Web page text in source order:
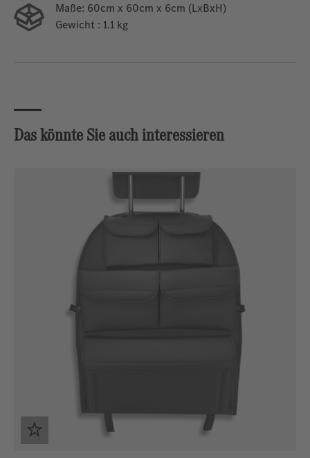
Maße: 60cm x 60cm x 6cm (LxBxH)
Gewicht : 1.1 kg
Das könnte Sie auch interessieren